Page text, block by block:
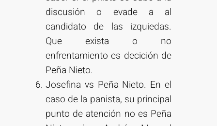
discusión o evade a al
candidato de las izquiedas.
Que exista o no
enfrentamiento es decición de
Peña Nieto.
Josefina vs Peña Nieto. En el
caso de la panista, su principal
punto de atención no es Peña